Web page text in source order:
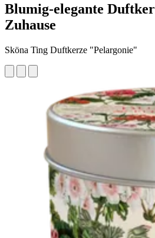
Blumig-elegante
Zuhause
Sköna Ting Duftkerze "Pelargonie"